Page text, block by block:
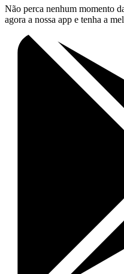
Não perca nenhum momento
agora a nossa app e tenha a